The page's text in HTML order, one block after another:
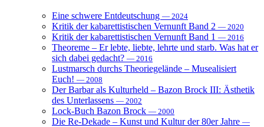
Eine schwere Entdeutschung — 2024
Kritik der kabarettistischen Vernunft Band 2 — 2020
Kritik der kabarettistischen Vernunft Band 1 — 2016
Theoreme – Er lebte, liebte, lehrte und starb. Was hat er
sich dabei gedacht? — 2016
Lustmarsch durchs Theoriegelände – Musealisiert
Euch! — 2008
Der Barbar als Kulturheld – Bazon Brock III: Ästhetik
des Unterlassens — 2002
Lock-Buch Bazon Brock — 2000
Die Re-Dekade – Kunst und Kultur der 80er Jahre —